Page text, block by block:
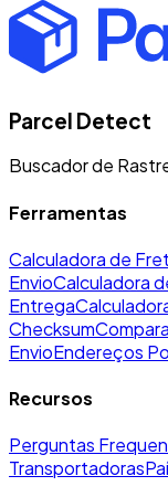
Parcel Detect
Buscador de
Ferramentas
Calculadora de
EnvioCalculadora
Entrega
Checksum
EnvioEndereços
Recursos
Perguntas
Transportadoras